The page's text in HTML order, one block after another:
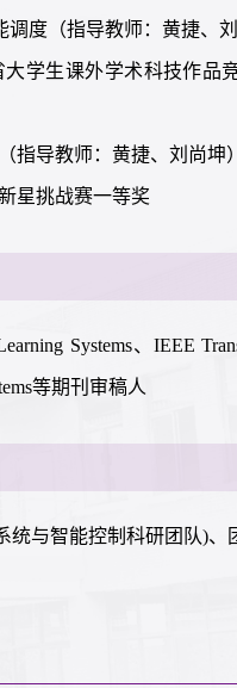
度（指导教师：黄捷、刘
学生课外学术科技作品
指导教师：黄捷、刘尚坤）
星挑战赛一等奖
Systems、IEEE
等期刊审稿人
与智能控制科研团队)、